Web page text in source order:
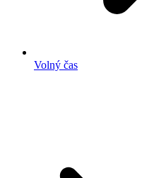
Volný čas